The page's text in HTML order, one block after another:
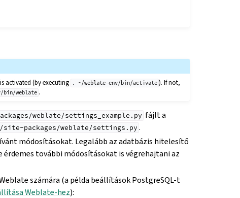
activated (by executing
. ~/weblate-env/bin/activate ). If not,
bin/weblate .
weblate/settings_example.py fájlt a
packages/weblate/settings.py .
módosításokat. Legalább az adatbázis hitelesítő
további módosításokat is végrehajtani az
számára (a példa beállítások PostgreSQL-t
Weblate-hez):